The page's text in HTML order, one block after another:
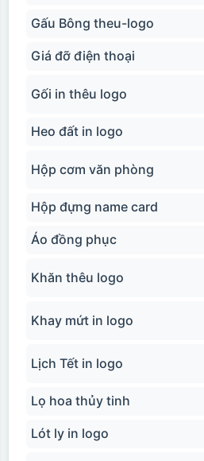
Gấu Bông theu-logo
Giá đỡ điện thoại
Gối in thêu logo
Heo đất in logo
Hộp cơm văn phòng
Hộp đựng name card
Áo đồng phục
Khăn thêu logo
Khay mứt in logo
Lịch Tết in logo
Lọ hoa thủy tinh
Lót ly in logo